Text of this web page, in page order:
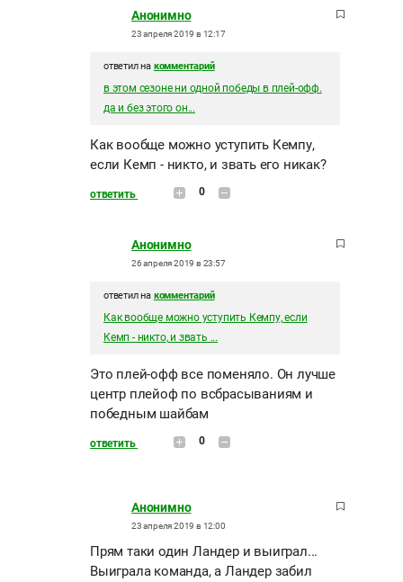
Анонимно
23 апреля 2019 в 12:17
ответил на комментарий
в этом сезоне ни одной победы в плей-офф.
да и без этого он...
Как вообще можно уступить Кемпу,
если Кемп - никто, и звать его никак?
ответить 0
Анонимно
26 апреля 2019 в 23:57
ответил на комментарий
Как вообще можно уступить Кемпу, если
Кемп - никто, и звать ...
Это плей-офф все поменяло. Он лучше
центр плейоф по всбрасываниям и
победным шайбам
ответить 0
Анонимно
23 апреля 2019 в 12:00
Прям таки один Ландер и выиграл...
Выиграла команда, а Ландер забил